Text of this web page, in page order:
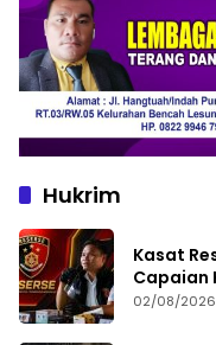
Hukrim
Kasat
Capaian
Kritik dan
02/08/2026